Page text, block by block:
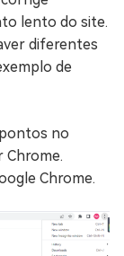
lento do site.
diferentes
de
no
Chrome.
Chrome.